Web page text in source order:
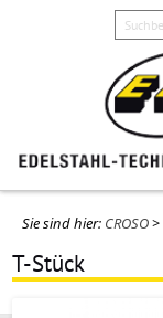
Sie sind hier: CROSO>
T-Stück